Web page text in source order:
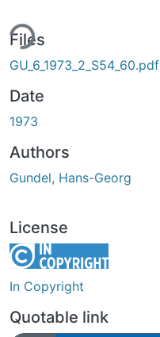
Files
GU_6_1973_2_S54_60.pdf
Date
1973
Authors
Gundel, Hans-Georg
License
In Copyright
Quotable link